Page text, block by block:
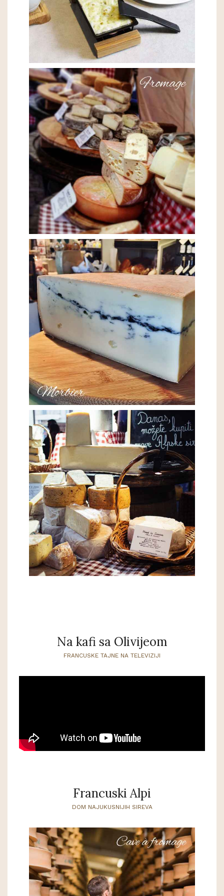
Na kafi sa Olivijeom
FRANCUSKE TAJNE NA TELEVIZIJI
Francuski Alpi
DOM NAJUKUSNIJIH SIREVA